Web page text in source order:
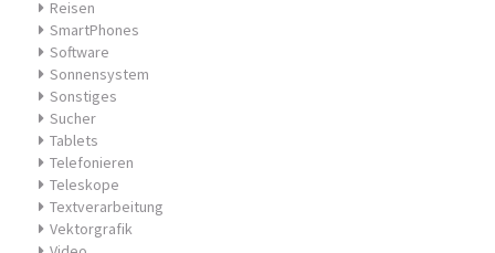
Reisen
SmartPhones
Software
Sonnensystem
Sonstiges
Sucher
Tablets
Telefonieren
Teleskope
Textverarbeitung
Vektorgrafik